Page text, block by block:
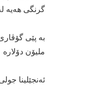
گرنگی هەیە
ملیۆن دۆلارە